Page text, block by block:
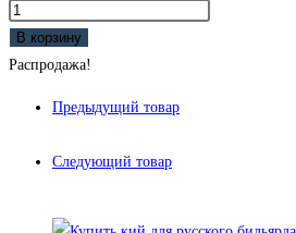
составляла
369
335
Количество
товара
Купить
бильярда:
В корзину
Распродажа!
Предыдущий товар
Следующий товар